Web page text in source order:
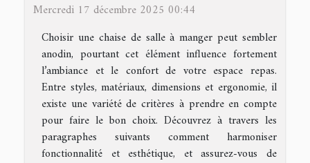
Mercredi 17 décembre 2025 00:44
Choisir une chaise de salle à manger peut sembler
anodin, pourtant cet élément influence fortement
l’ambiance et le confort de votre espace repas.
Entre styles, matériaux, dimensions et ergonomie, il
existe une variété de critères à prendre en compte
pour faire le bon choix. Découvrez à travers les
paragraphes suivants comment harmoniser
fonctionnalité et esthétique, et assurez-vous de